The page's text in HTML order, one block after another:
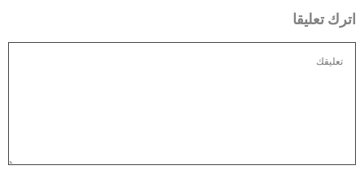
اترك تعليقا